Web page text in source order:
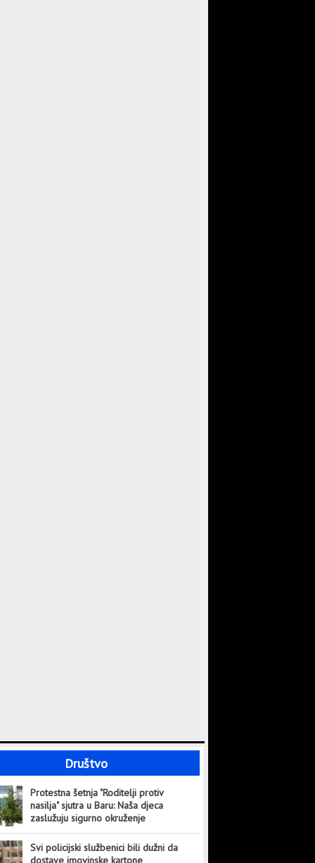
Društvo
Protestna šetnja "Roditelji protiv
nasilja" sjutra u Baru: Naša djeca
zaslužuju sigurno okruženje
Svi policijski službenici bili dužni da
dostave imovinske kartone